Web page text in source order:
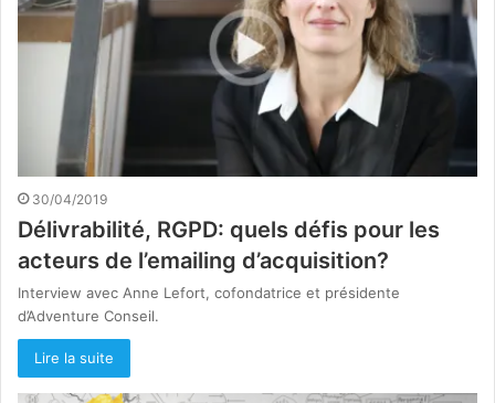
30/04/2019
Délivrabilité, RGPD: quels défis pour les
acteurs de l’emailing d’acquisition?
Interview avec Anne Lefort, cofondatrice et présidente
d’Adventure Conseil.
Lire la suite